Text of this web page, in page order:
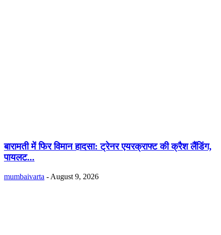
बारामती में फिर विमान हादसा: ट्रेनर एयरक्राफ्ट की क्रैश लैंडिंग,
पायलट...
mumbaivarta - August 9, 2026